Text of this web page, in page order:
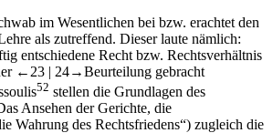
im Wesentlichen bei bzw. erachtet den
als zutreffend. Dieser laute nämlich:
entschiedene Recht bzw. Rechtsverhältnis
←23 | 24→Beurteilung gebracht
52 stellen die Grundlagen des
Ansehen der Gerichte, die
Wahrung des Rechtsfriedens“) zugleich die